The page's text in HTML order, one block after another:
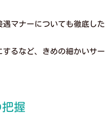
マナーについても徹底し
るなど、きめの細かいサ
握